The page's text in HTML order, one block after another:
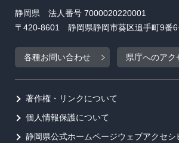
静岡県 法人番号 7000020220001
〒420-8601 静岡県静岡市葵区追手町9番6
各種お問い合わせ 県庁へのアク
著作権・リンクについて
個人情報保護について
静岡県公式ホームページウェブアクセ